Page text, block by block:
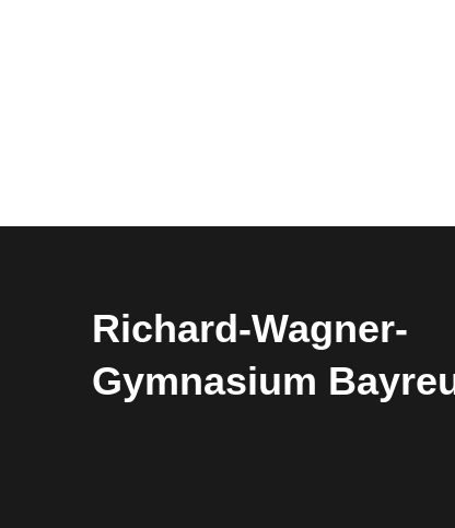
Richard-​​Wagner-​​
Gymnasium